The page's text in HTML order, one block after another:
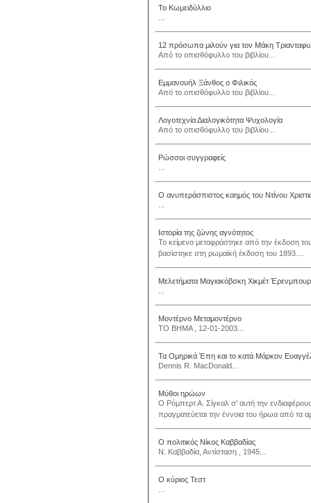
Το Κωμειδύλλιο
12 πρόσωπα μιλούν για τον Μάκη
Από το οπισθόφυλλο του βιβλίου...
Εμμανουήλ Ξάνθος ο Φιλικός
Από το οπισθόφυλλο του βιβλίου...
Λογοτεχνία Διαλογικότητα Ψυχολογία
Από το οπισθόφυλλο του βιβλίου...
Ρώσσοι συγγραφείς
Ο ανυπεράσπιστος καημός του Ντίνου
Ιστορία της ζώνης αγνότητος
Το κείμενο μεταφράστηκε από την έκδοση
βασίστηκε στη ρωμαϊκή έκδοση του 1893....
Μελετήματα Μαγιακόβσκη Χικμέτ
Μοντέρνο Μεταμοντέρνο
ΤΟ ΒΗΜΑ , 12-01-2003...
Τα Ομηρικά Έπη και το κατά Μάρκον
Dennis R. MacDonald...
Μύθοι ηρώων
Ο Ρόμπερτ Α. Σίγκαλ σ' αυτή την
πραγματεύεται την έννοια του ήρωα από τα
Ο πολιτικός Νίκος Καββαδίας
Ν. Καββαδία, Αντίσταση , 1945...
Ο κύριος Τεστ